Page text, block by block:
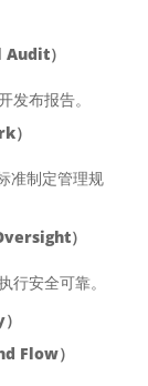
）
布报告。
）
准制定管理规
）
安全可靠。
Flow）